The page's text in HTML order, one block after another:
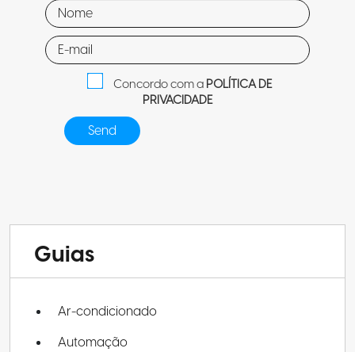
Concordo com aPOLÍTICA DE
PRIVACIDADE
Guias
Ar-condicionado
Automação